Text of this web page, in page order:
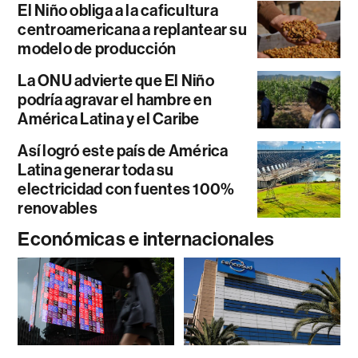
El Niño obliga a la caficultura
centroamericana a replantear su
modelo de producción
La ONU advierte que El Niño
podría agravar el hambre en
América Latina y el Caribe
Así logró este país de América
Latina generar toda su
electricidad con fuentes 100%
renovables
Económicas e internacionales